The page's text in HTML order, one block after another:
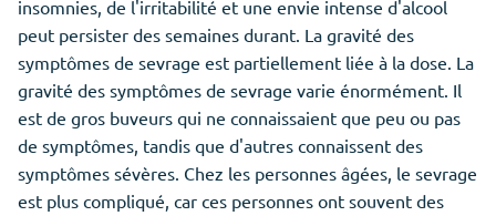
insomnies, de l'irritabilité et une envie intense d'alcool
peut persister des semaines durant. La gravité des
symptômes de sevrage est partiellement liée à la dose. La
gravité des symptômes de sevrage varie énormément. Il
est de gros buveurs qui ne connaissaient que peu ou pas
de symptômes, tandis que d'autres connaissent des
symptômes sévères. Chez les personnes âgées, le sevrage
est plus compliqué, car ces personnes ont souvent des